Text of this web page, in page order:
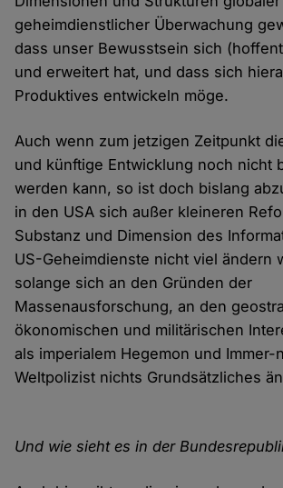
geheimdienstlicher Überwachung
dass unser Bewusstsein sich
und erweitert hat, und dass sich
Produktives entwickeln möge.
Auch wenn zum jetzigen Zeitpunkt
und künftige Entwicklung noch nicht
werden kann, so ist doch bislang
in den USA sich außer kleineren
Substanz und Dimension des
US-Geheimdienste nicht viel ändern
solange sich an den Gründen der
Massenausforschung, an den
ökonomischen und militärischen
als imperialem Hegemon und Immer-
Weltpolizist nichts Grundsätzliches
Und wie sieht es in der